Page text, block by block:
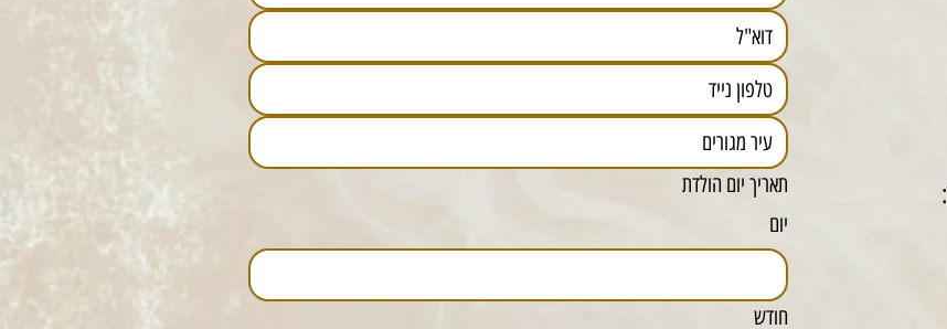
תאריך יום הולדת
יום
חודש